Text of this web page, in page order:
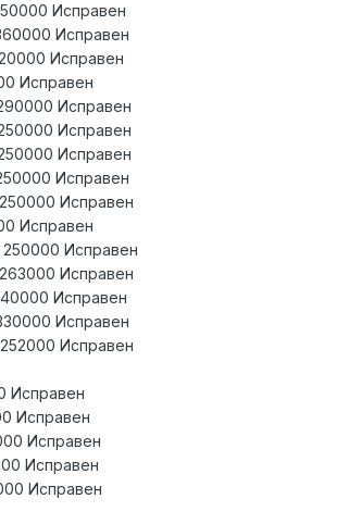
Исправен
Исправен
Исправен
Исправен
Исправен
Исправен
Исправен
Исправен
Исправен
Исправен
250000 Исправен
Исправен
Исправен
Исправен
Исправен
Исправен
Исправен
Исправен
Исправен
Исправен